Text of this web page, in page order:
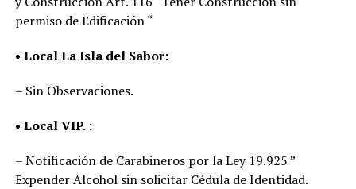
permiso de Edificación “
• Local La Isla del Sabor:
– Sin Observaciones.
• Local VIP. :
– Notificación de Carabineros por la Ley 19.925 ”
Expender Alcohol sin solicitar Cédula de Identidad.